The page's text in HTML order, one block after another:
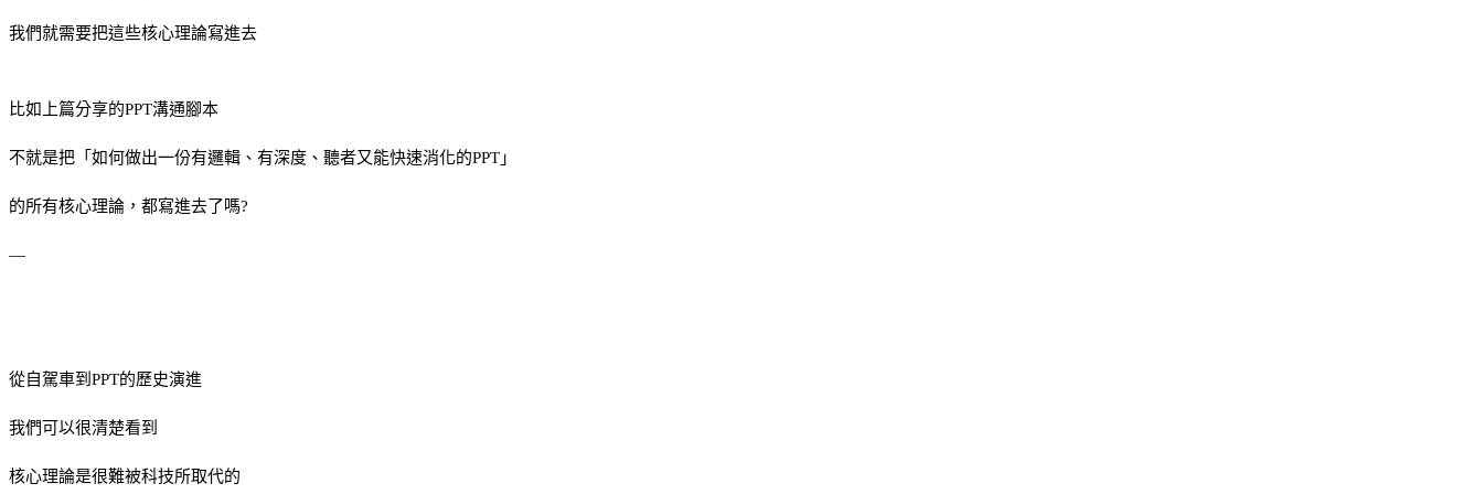
我們就需要把這些核心理論寫進去
比如上篇分享的PPT溝通腳本
不就是把「如何做出一份有邏輯、有深度、聽者又能快速消化的PPT」
的所有核心理論，都寫進去了嗎?
—
從自駕車到PPT的歷史演進
我們可以很清楚看到
核心理論是很難被科技所取代的